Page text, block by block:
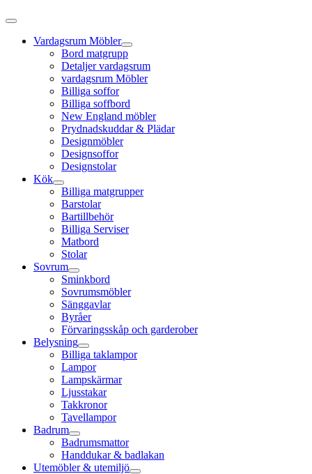
Vardagsrum Möbler
Bord matgrupp
Detaljer vardagsrum
vardagsrum Möbler
Billiga soffor
Billiga soffbord
New England möbler
Prydnadskuddar & Plädar
Designmöbler
Designsoffor
Designstolar
Kök
Billiga matgrupper
Barstolar
Bartillbehör
Billiga Serviser
Matbord
Stolar
Sovrum
Sminkbord
Sovrumsmöbler
Sänggavlar
Byråer
Förvaringsskåp och garderober
Belysning
Billiga taklampor
Lampor
Lampskärmar
Ljusstakar
Takkronor
Tavellampor
Badrum
Badrumsmattor
Handdukar & badlakan
Utemöbler & utemiljö